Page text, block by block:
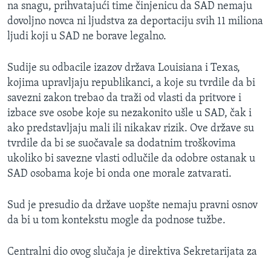
na snagu, prihvatajući time činjenicu da SAD nemaju
dovoljno novca ni ljudstva za deportaciju svih 11 miliona
ljudi koji u SAD ne borave legalno.
Sudije su odbacile izazov država Louisiana i Texas,
kojima upravljaju republikanci, a koje su tvrdile da bi
savezni zakon trebao da traži od vlasti da pritvore i
izbace sve osobe koje su nezakonito ušle u SAD, čak i
ako predstavljaju mali ili nikakav rizik. Ove države su
tvrdile da bi se suočavale sa dodatnim troškovima
ukoliko bi savezne vlasti odlučile da odobre ostanak u
SAD osobama koje bi onda one morale zatvarati.
Sud je presudio da države uopšte nemaju pravni osnov
da bi u tom kontekstu mogle da podnose tužbe.
Centralni dio ovog slučaja je direktiva Sekretarijata za